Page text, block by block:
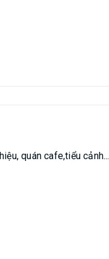
quán cafe,tiểu cảnh...